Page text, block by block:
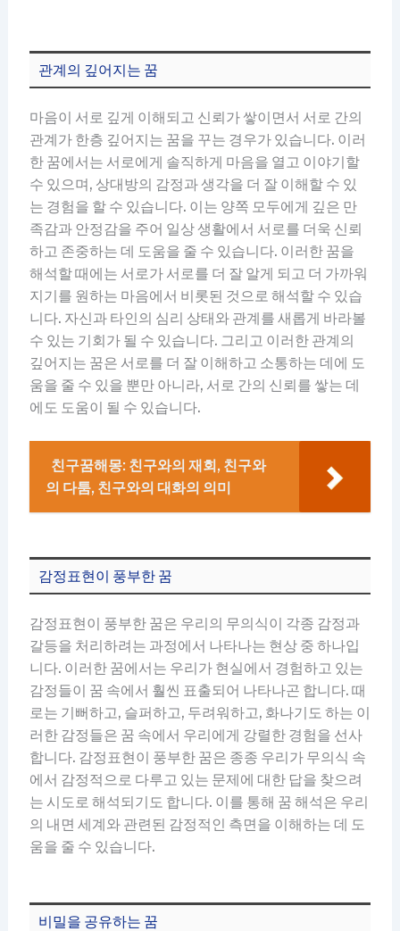
관계의 깊어지는 꿈
마음이 서로 깊게 이해되고 신뢰가 쌓이면서 서로 간의
관계가 한층 깊어지는 꿈을 꾸는 경우가 있습니다. 이러
한 꿈에서는 서로에게 솔직하게 마음을 열고 이야기할
수 있으며, 상대방의 감정과 생각을 더 잘 이해할 수 있
는 경험을 할 수 있습니다. 이는 양쪽 모두에게 깊은 만
족감과 안정감을 주어 일상 생활에서 서로를 더욱 신뢰
하고 존중하는 데 도움을 줄 수 있습니다. 이러한 꿈을
해석할 때에는 서로가 서로를 더 잘 알게 되고 더 가까워
지기를 원하는 마음에서 비롯된 것으로 해석할 수 있습
니다. 자신과 타인의 심리 상태와 관계를 새롭게 바라볼
수 있는 기회가 될 수 있습니다. 그리고 이러한 관계의
깊어지는 꿈은 서로를 더 잘 이해하고 소통하는 데에 도
움을 줄 수 있을 뿐만 아니라, 서로 간의 신뢰를 쌓는 데
에도 도움이 될 수 있습니다.
친구꿈해몽: 친구와의 재회, 친구와
의 다툼, 친구와의 대화의 의미
감정표현이 풍부한 꿈
감정표현이 풍부한 꿈은 우리의 무의식이 각종 감정과
갈등을 처리하려는 과정에서 나타나는 현상 중 하나입
니다. 이러한 꿈에서는 우리가 현실에서 경험하고 있는
감정들이 꿈 속에서 훨씬 표출되어 나타나곤 합니다. 때
로는 기뻐하고, 슬퍼하고, 두려워하고, 화나기도 하는 이
러한 감정들은 꿈 속에서 우리에게 강렬한 경험을 선사
합니다. 감정표현이 풍부한 꿈은 종종 우리가 무의식 속
에서 감정적으로 다루고 있는 문제에 대한 답을 찾으려
는 시도로 해석되기도 합니다. 이를 통해 꿈 해석은 우리
의 내면 세계와 관련된 감정적인 측면을 이해하는 데 도
움을 줄 수 있습니다.
비밀을 공유하는 꿈